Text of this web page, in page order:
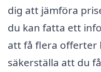
dig att jämföra
du kan fatta ett
att få flera offerter
säkerställa att du